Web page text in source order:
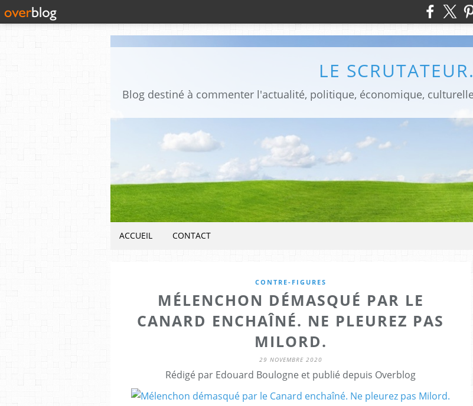
LE SCRUTATEUR.
ACCUEIL CONTACT
CONTRE-FIGURES
MÉLENCHON DÉMASQUÉ PAR LE
CANARD ENCHAÎNÉ. NE PLEUREZ PAS
MILORD.
29 NOVEMBRE 2020
Rédigé par Edouard Boulogne et publié depuis Overblog